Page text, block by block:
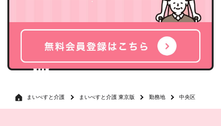
まいべすと介護 まいべすと介護 東京版 勤務地 中央区